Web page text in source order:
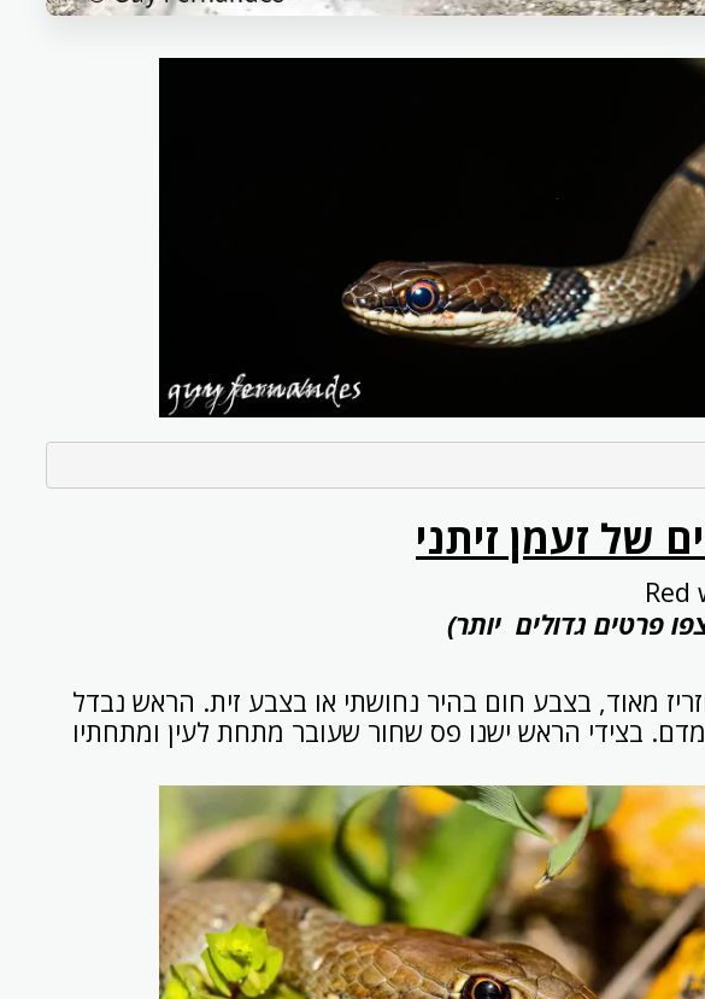
של זעמן זיתני
Red
מאוד, בצבע חום בהיר נחושתי או בצבע זית. הראש נבדל
בצידי הראש ישנו פס שחור שעובר מתחת לעין ומתחתיו